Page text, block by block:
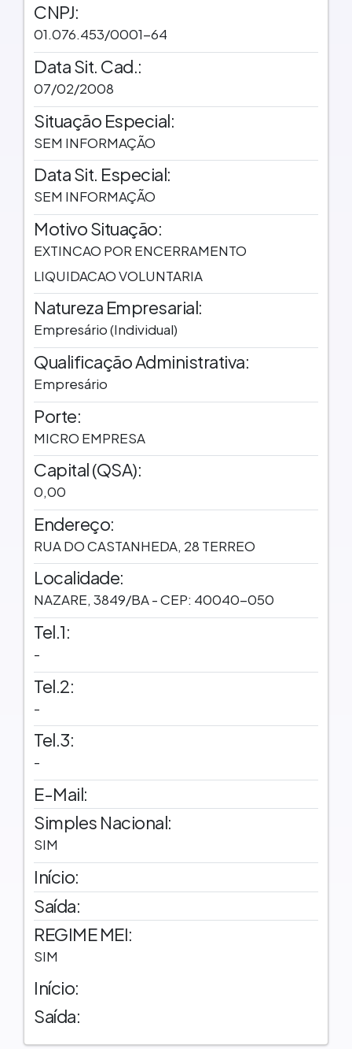
CNPJ:
01.076.453/0001-64
Data Sit. Cad.:
07/02/2008
Situação Especial:
SEM INFORMAÇÃO
Data Sit. Especial:
SEM INFORMAÇÃO
Motivo Situação:
EXTINCAO POR ENCERRAMENTO
LIQUIDACAO VOLUNTARIA
Natureza Empresarial:
Empresário (Individual)
Qualificação Administrativa:
Empresário
Porte:
MICRO EMPRESA
Capital (QSA):
0,00
Endereço:
RUA DO CASTANHEDA, 28 TERREO
Localidade:
NAZARE, 3849/BA - CEP: 40040-050
Tel.1:
-
Tel.2:
-
Tel.3:
-
E-Mail:
Simples Nacional:
SIM
Início:
Saída:
REGIME MEI:
SIM
Início:
Saída: